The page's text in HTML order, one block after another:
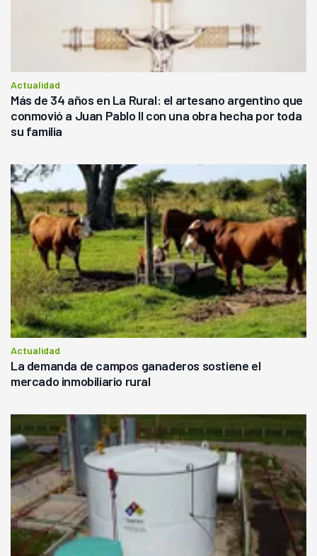
Actualidad
Más de 34 años en La Rural: el artesano argentino que
conmovió a Juan Pablo II con una obra hecha por toda
su familia
Actualidad
La demanda de campos ganaderos sostiene el
mercado inmobiliario rural